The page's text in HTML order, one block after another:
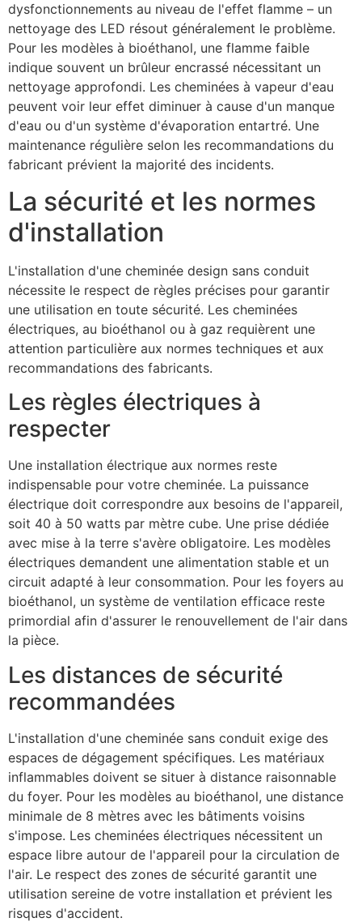
dysfonctionnements au niveau de l'effet flamme – un
nettoyage des LED résout généralement le problème.
Pour les modèles à bioéthanol, une flamme faible
indique souvent un brûleur encrassé nécessitant un
nettoyage approfondi. Les cheminées à vapeur d'eau
peuvent voir leur effet diminuer à cause d'un manque
d'eau ou d'un système d'évaporation entartré. Une
maintenance régulière selon les recommandations du
fabricant prévient la majorité des incidents.
La sécurité et les normes
d'installation
L'installation d'une cheminée design sans conduit
nécessite le respect de règles précises pour garantir
une utilisation en toute sécurité. Les cheminées
électriques, au bioéthanol ou à gaz requièrent une
attention particulière aux normes techniques et aux
recommandations des fabricants.
Les règles électriques à
respecter
Une installation électrique aux normes reste
indispensable pour votre cheminée. La puissance
électrique doit correspondre aux besoins de l'appareil,
soit 40 à 50 watts par mètre cube. Une prise dédiée
avec mise à la terre s'avère obligatoire. Les modèles
électriques demandent une alimentation stable et un
circuit adapté à leur consommation. Pour les foyers au
bioéthanol, un système de ventilation efficace reste
primordial afin d'assurer le renouvellement de l'air dans
la pièce.
Les distances de sécurité
recommandées
L'installation d'une cheminée sans conduit exige des
espaces de dégagement spécifiques. Les matériaux
inflammables doivent se situer à distance raisonnable
du foyer. Pour les modèles au bioéthanol, une distance
minimale de 8 mètres avec les bâtiments voisins
s'impose. Les cheminées électriques nécessitent un
espace libre autour de l'appareil pour la circulation de
l'air. Le respect des zones de sécurité garantit une
utilisation sereine de votre installation et prévient les
risques d'accident.